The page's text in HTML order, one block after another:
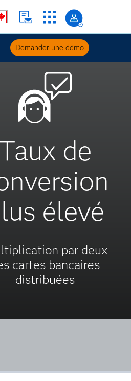
Demander une démo
Taux de
élevé
par deux
cartes bancaires
distribuées